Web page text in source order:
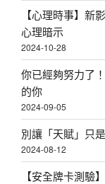
【心理時事】新
心理暗示
2024-10-28
你已經夠努力了
的你
2024-09-05
別讓「天賦」只
2024-08-12
【安全牌卡測驗